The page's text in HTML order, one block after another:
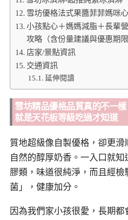
雪坊優格法式果醬菲菲媽咪心
小孩點心＋媽媽減脂＋長輩
攻略（含份量建議與優惠期限
店家/景點資訊
交通資訊
延伸閱讀
雪坊精品優格品質真的不一
就是天花板等級吃過才知道
質地超級像自製優格，卻更滑
自然的醇厚奶香。一入口就知
膠類，味道很純淨，而且經檢
菌」，健康加分。
因為我們家小孩很愛，長期